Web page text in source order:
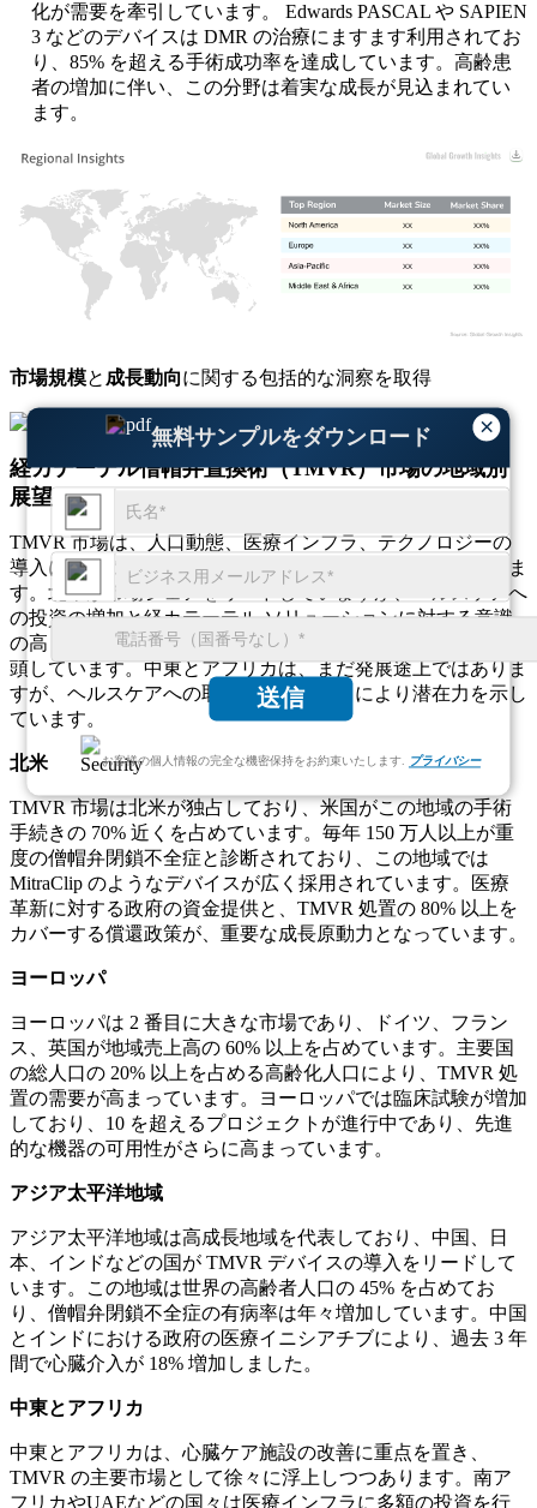
×
無料サンプルをダウンロード
送信
お客様の個人情報の完全な機密保持をお約束いたします. プライバシー
化が需要を牽引しています。 Edwards PASCAL や SAPIEN
3 などのデバイスは DMR の治療にますます利用されてお
り、85% を超える手術成功率を達成しています。高齢患
者の増加に伴い、この分野は着実な成長が見込まれてい
ます。
XX%
XX
XX%
XX
XX%
XX
XX%
XX
市場規模と 成長動向に関する包括的な洞察を取得
無料サンプルをダウンロード
経カテーテル僧帽弁置換術（TMVR）市場の地域別
展望
TMVR 市場は、人口動態、医療インフラ、テクノロジーの
導入によって、地域全体で多様な成長パターンを示していま
す。北米が市場シェアをリードしていますが、ヘルスケアへ
の投資の増加と経カテーテル ソリューションに対する意識
の高まりにより、ヨーロッパとアジア太平洋地域が急速に台
頭しています。中東とアフリカは、まだ発展途上ではありま
すが、ヘルスケアへの取り組みの高まりにより潜在力を示し
ています。
北米
TMVR 市場は北米が独占しており、米国がこの地域の手術
手続きの 70% 近くを占めています。毎年 150 万人以上が重
度の僧帽弁閉鎖不全症と診断されており、この地域では
MitraClip のようなデバイスが広く採用されています。医療
革新に対する政府の資金提供と、TMVR 処置の 80% 以上を
カバーする償還政策が、重要な成長原動力となっています。
ヨーロッパ
ヨーロッパは 2 番目に大きな市場であり、ドイツ、フラン
ス、英国が地域売上高の 60% 以上を占めています。主要国
の総人口の 20% 以上を占める高齢化人口により、TMVR 処
置の需要が高まっています。ヨーロッパでは臨床試験が増加
しており、10 を超えるプロジェクトが進行中であり、先進
的な機器の可用性がさらに高まっています。
アジア太平洋地域
アジア太平洋地域は高成長地域を代表しており、中国、日
本、インドなどの国が TMVR デバイスの導入をリードして
います。この地域は世界の高齢者人口の 45% を占めてお
り、僧帽弁閉鎖不全症の有病率は年々増加しています。中国
とインドにおける政府の医療イニシアチブにより、過去 3 年
間で心臓介入が 18% 増加しました。
中東とアフリカ
中東とアフリカは、心臓ケア施設の改善に重点を置き、
TMVR の主要市場として徐々に浮上しつつあります。南ア
フリカやUAEなどの国々は医療インフラに多額の投資を行